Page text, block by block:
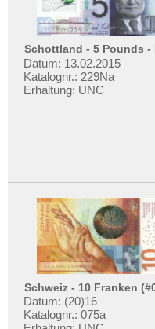
Schottland - 5 Pounds -
Datum: 13.02.2015
Katalognr.: 229Na
Erhaltung: UNC
Schweiz - 10 Franken
Datum: (20)16
Katalognr.: 075a